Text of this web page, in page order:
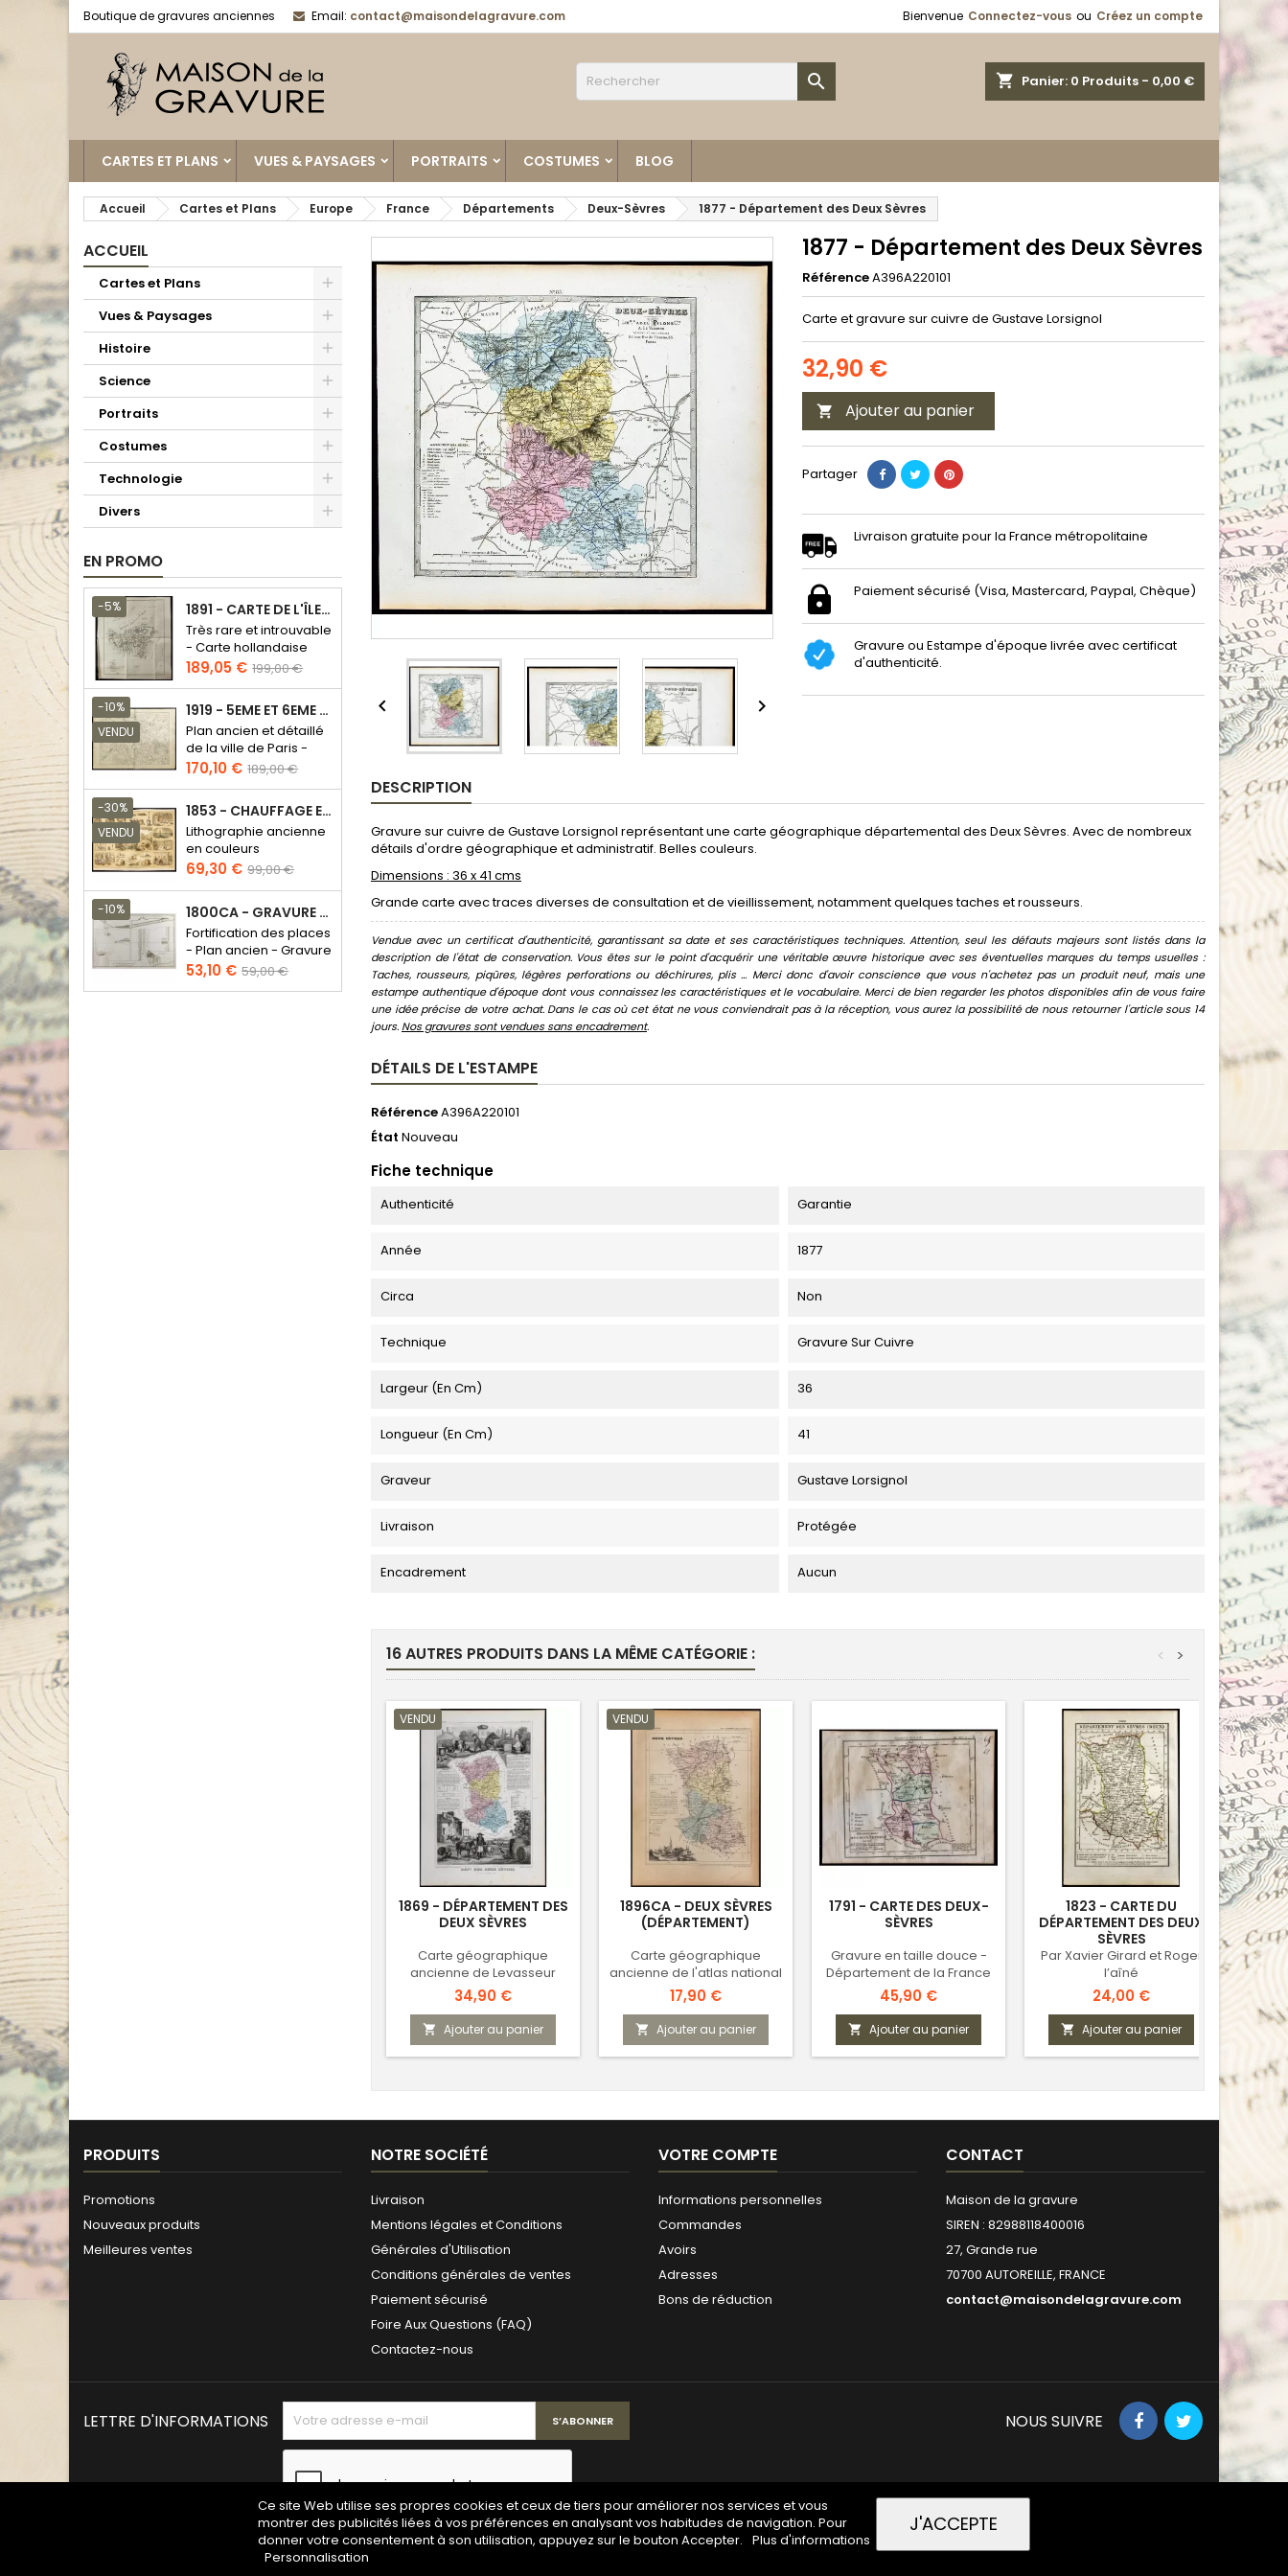
Boutique de gravures anciennes Email: contact@maisondelagravure.com Bienvenue Connectez-vous ou Créez un compte
shopping_cart Panier: 0 Produits - 0,00 €

CARTES ET PLANS VUES & PAYSAGES PORTRAITS COSTUMES BLOG
Accueil Cartes et Plans Europe France Départements Deux-Sèvres 1877 - Département des Deux Sèvres
ACCUEIL
Cartes et Plans
Vues & Paysages
Histoire
Science
Portraits
Costumes
Technologie
Divers
EN PROMO
-5% 1891 - CARTE DE L'ÎLE DE BORNÉO
Très rare et introuvable
- Carte hollandaise
Prix
189,05 € Prix
de
base
199,00 €
-10%
VENDU
1919 - 5EME ET 6EME ARRONDISSEMENT DE PARIS
Plan ancien et détaillé
de la ville de Paris -
Odéon - Sorbonne
Prix
170,10 € Prix
de
base
189,00 €
-30%
VENDU
1853 - CHAUFFAGE ET ÉCLAIRAGE (LITHOGRAPHIE)
Lithographie ancienne
en couleurs
Prix
69,30 € Prix
de
base
99,00 €
-10% 1800CA - GRAVURE ARCHITECTURE MILITAIRE - ATTAQUE ET DÉFENSE
Fortification des places
- Plan ancien - Gravure
en taille douce
Prix
53,10 € Prix
de
59,00 €
 
1877 - Département des Deux Sèvres
RéférenceA396A220101
Carte et gravure sur cuivre de Gustave Lorsignol
32,90 €
 Ajouter au panier
Partager
Livraison gratuite pour la France métropolitaine
Paiement sécurisé (Visa, Mastercard, Paypal, Chèque)
Gravure ou Estampe d'époque livrée avec certificat
d'authenticité.
DESCRIPTION
Gravure sur cuivre de Gustave Lorsignol représentant une carte géographique départemental des Deux Sèvres. Avec de nombreux
détails d'ordre géographique et administratif. Belles couleurs.
Dimensions : 36 x 41 cms
Grande carte avec traces diverses de consultation et de vieillissement, notamment quelques taches et rousseurs.
Vendue avec un certificat d'authenticité, garantissant sa date et ses caractéristiques techniques. Attention, seul les défauts majeurs sont listés dans la
description de l'état de conservation. Vous êtes sur le point d'acquérir une véritable œuvre historique avec ses éventuelles marques du temps usuelles :
Taches, rousseurs, piqûres, légères perforations ou déchirures, plis ... Merci donc d'avoir conscience que vous n'achetez pas un produit neuf, mais une
estampe authentique d'époque dont vous connaissez les caractéristiques et le vocabulaire. Merci de bien regarder les photos disponibles afin de vous faire
une idée précise de votre achat. Dans le cas où cet état ne vous conviendrait pas à la réception, vous aurez la possibilité de nous retourner l'article sous 14
jours. Nos gravures sont vendues sans encadrement.
DÉTAILS DE L'ESTAMPE
RéférenceA396A220101
État Nouveau
Fiche technique
Authenticité Garantie
Année 1877
Circa Non
Technique Gravure Sur Cuivre
Largeur (en Cm) 36
Longueur (en Cm) 41
Graveur Gustave Lorsignol
Livraison Protégée
Encadrement Aucun
16 AUTRES PRODUITS DANS LA MÊME CATÉGORIE : >
<
VENDU
1869 - DÉPARTEMENT DES
DEUX SÈVRES
Carte géographique
ancienne de Levasseur
Prix
34,90 €
 Ajouter au panier
VENDU
1896CA - DEUX SÈVRES
(DÉPARTEMENT)
Carte géographique
ancienne de l'atlas national
Prix
17,90 €
 Ajouter au panier
1791 - CARTE DES DEUX-
SÈVRES
Gravure en taille douce -
Département de la France
révolutionnaire
Prix
45,90 €
 Ajouter au panier
1823 - CARTE DU
DÉPARTEMENT DES DEUX
SÈVRES
Par Xavier Girard et Roger
l’aîné
Prix
24,00 €
 Ajouter au panier
1802

PRODUITS
Promotions
Nouveaux produits
Meilleures ventes
NOTRE SOCIÉTÉ
Livraison
Mentions légales et Conditions
Générales d'Utilisation
Conditions générales de ventes
Paiement sécurisé
Foire Aux Questions (FAQ)
Contactez-nous
VOTRE COMPTE
Informations personnelles
Commandes
Avoirs
Adresses
Bons de réduction
CONTACT
Maison de la gravure
SIREN : 82988118400016
27, Grande rue
70700 AUTOREILLE, FRANCE
contact@maisondelagravure.com
Ce site Web utilise ses propres cookies et ceux de tiers pour améliorer nos services et vous
montrer des publicités liées à vos préférences en analysant vos habitudes de navigation. Pour
donner votre consentement à son utilisation, appuyez sur le bouton Accepter. Plus d'informations
Personnalisation
J'ACCEPTE
LETTRE D'INFORMATIONS NOUS SUIVRE